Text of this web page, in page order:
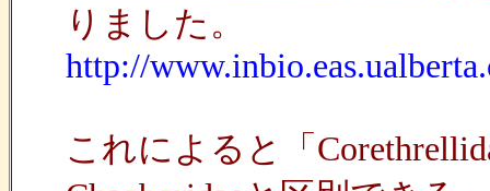
りました。
http://
これによると「